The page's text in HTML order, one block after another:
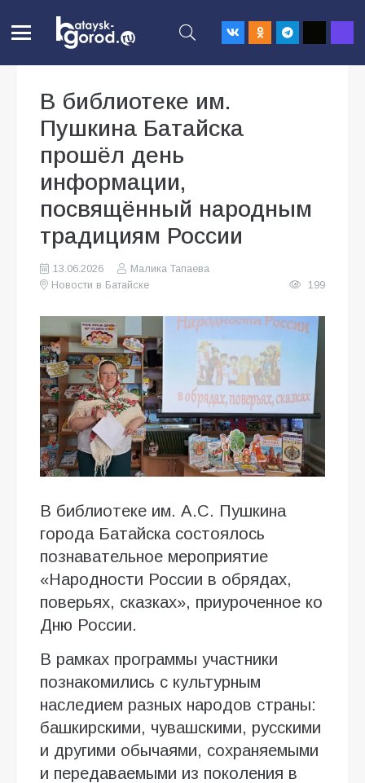
В библиотеке им.
Пушкина Батайска
прошёл день
информации,
посвящённый народным
традициям России
13.06.2026
Малика Тапаева
Новости в Батайске
199
В библиотеке им. А.С. Пушкина
города Батайска состоялось
познавательное мероприятие
«Народности России в обрядах,
поверьях, сказках», приуроченное ко
Дню России.
В рамках программы участники
познакомились с культурным
наследием разных народов страны:
башкирскими, чувашскими, русскими
и другими обычаями, сохраняемыми
и передаваемыми из поколения в